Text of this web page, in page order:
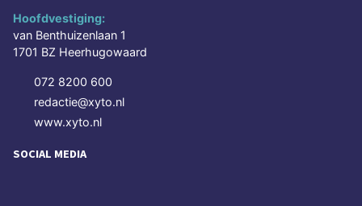
Hoofdvestiging:
van Benthuizenlaan 1
1701 BZ Heerhugowaard
072 8200 600
redactie@xyto.nl
www.xyto.nl
SOCIAL MEDIA